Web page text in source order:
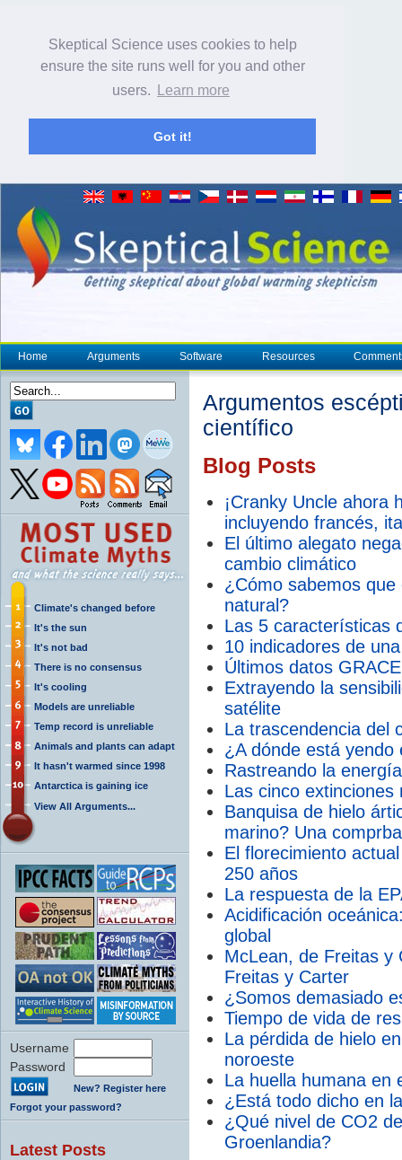
Skeptical Science uses cookies to help
ensure the site runs well for you and other
users.
Learn more
Got it!
Home Arguments Software Resources
Climate's changed before
It's the sun
It's not bad
There is no consensus
It's cooling
Models are unreliable
Temp record is unreliable
Animals and plants can adapt
It hasn't warmed since 1998
Antarctica is gaining ice
View All Arguments...
Username
Password
New? Register here
Forgot your password?
Latest Posts
Argumentos
científico
Blog Posts
¡Cranky Uncle ahora
incluyendo francés,
El último alegato
cambio climático
¿Cómo sabemos
natural?
Las 5 características
10 indicadores de
Últimos datos
Extrayendo la
satélite
La trascendencia del
¿A dónde está yendo
Rastreando la
Las cinco extinciones
Banquisa de hielo
marino? Una
El florecimiento
250 años
La respuesta de la
Acidificación
global
McLean, de Freitas y
Freitas y Carter
¿Somos demasiado
Tiempo de vida de
La pérdida de hielo
noroeste
La huella humana en
¿Está todo dicho en
¿Qué nivel de CO2
Groenlandia?